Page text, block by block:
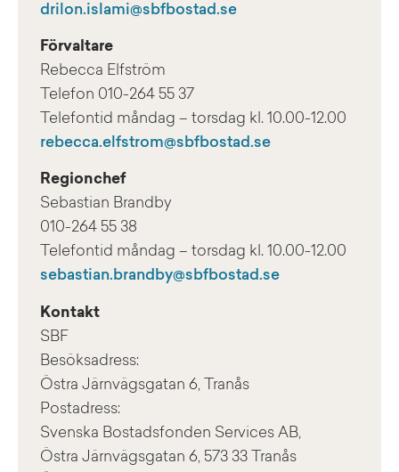
Vetlanda kombinerar småstadens lugn med
närheten till Jönköping och Växjö – vilket gör det
enkelt att pendla men svårt att vilja flytta härifrån.
Boende i Vetlanda
Vetlanda är entrygg småstadi småländsk natur
med starkt näringsliv, rikt föreningsliv och goda
kommunikationer. SBF erbjuder centralt belägna
lägenheter i flera storlekar – för dig som söker både
lugn och möjligheter.
Läs mer om boende i Vetlanda påVetlanda
kommuns hemsida
drilon.islami@sbfbostad.se
Förvaltare
Rebecca Elfström
Telefon 010-264 55 37
Telefontid måndag – torsdag kl. 10.00-12.00
rebecca.elfstrom@sbfbostad.se
Regionchef
Sebastian Brandby
010-264 55 38
Telefontid måndag – torsdag kl. 10.00-12.00
sebastian.brandby@sbfbostad.se
Kontakt
SBF
Besöksadress:
Östra Järnvägsgatan 6, Tranås
Postadress:
Svenska Bostadsfonden Services AB,
Östra Järnvägsgatan 6, 573 33 Tranås